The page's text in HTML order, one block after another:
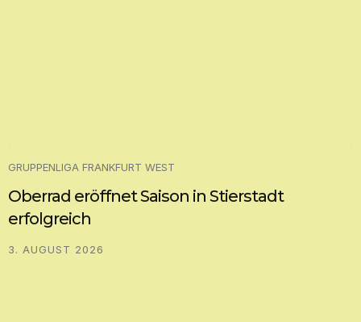
GRUPPENLIGA FRANKFURT WEST
Oberrad eröffnet Saison in Stierstadt
erfolgreich
3. AUGUST 2026